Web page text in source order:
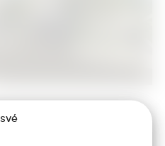
986 416